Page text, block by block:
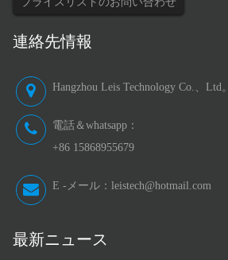
連絡先情報
Hangzhou Leis Technology Co.、Ltd。
電話＆whatsapp：
+86 15868955679
E -メール： leistech@hotmail.com
最新ニュース